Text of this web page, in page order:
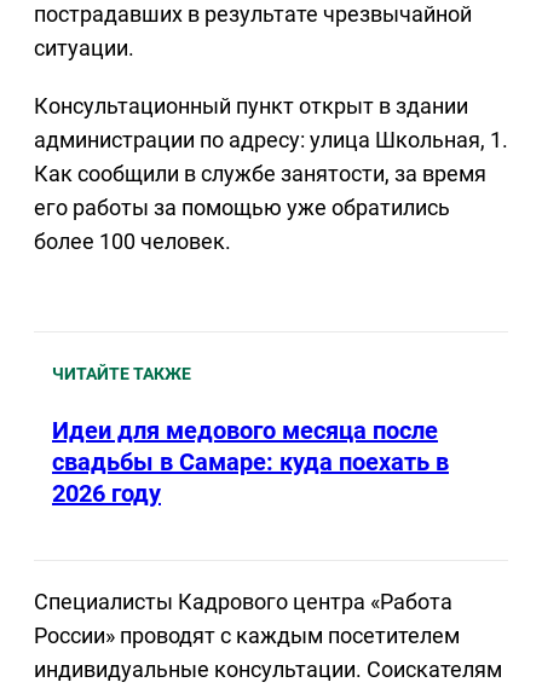
пострадавших в результате чрезвычайной
ситуации.
Консультационный пункт открыт в здании
администрации по адресу: улица Школьная, 1.
Как сообщили в службе занятости, за время
его работы за помощью уже обратились
более 100 человек.
ЧИТАЙТЕ ТАКЖЕ
Идеи для медового месяца после
свадьбы в Самаре: куда поехать в
2026 году
Специалисты Кадрового центра «Работа
России» проводят с каждым посетителем
индивидуальные консультации. Соискателям